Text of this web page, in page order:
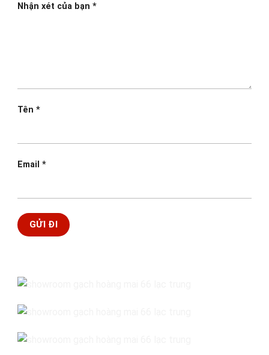
Nhận xét của bạn *
Tên *
Email *